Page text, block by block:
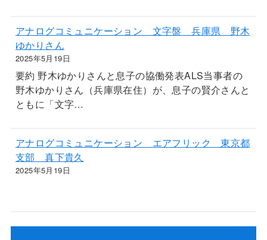
アナログコミュニケーション 文字盤 兵庫県 野木
ゆかりさん
2025年5月19日
要約 野木ゆかりさんと息子の協働発表ALS当事者の
野木ゆかりさん（兵庫県在住）が、息子の賢介さんと
ともに「文字…
アナログコミュニケーション エアフリック 東京都
支部 真下貴久
2025年5月19日